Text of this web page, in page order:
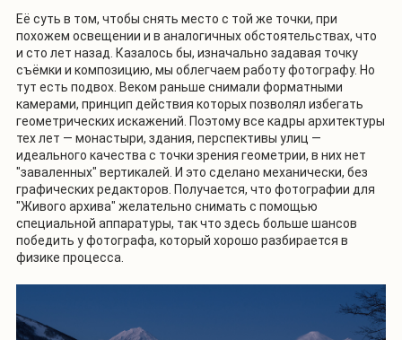
Её суть в том, чтобы снять место с той же точки, при
похожем освещении и в аналогичных обстоятельствах, что
и сто лет назад. Казалось бы, изначально задавая точку
съёмки и композицию, мы облегчаем работу фотографу. Но
тут есть подвох. Веком раньше снимали форматными
камерами, принцип действия которых позволял избегать
геометрических искажений. Поэтому все кадры архитектуры
тех лет — монастыри, здания, перспективы улиц —
идеального качества с точки зрения геометрии, в них нет
"заваленных" вертикалей. И это сделано механически, без
графических редакторов. Получается, что фотографии для
"Живого архива" желательно снимать с помощью
специальной аппаратуры, так что здесь больше шансов
победить у фотографа, который хорошо разбирается в
физике процесса.